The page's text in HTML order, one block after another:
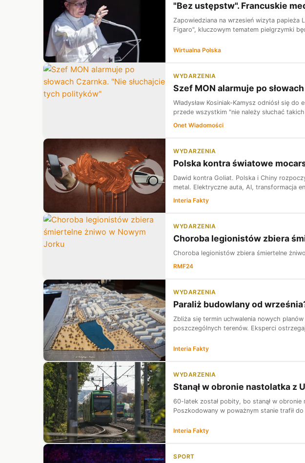
"Bez ustępstw". Francuskie
Zapowiedziana na wrzesień wizyta papieża
Figaro", kluczowym tematem pielgrzymki
Wirtualna Polska
WYDARZENIA
Szef MON alarmuje po
Władysław Kosiniak-Kamysz odniósł się
przede wszystkim "nie należy słuchać
Onet Wiadomości
WYDARZENIA
Polska kontra światowe
Dawid kontra Goliat. Polska i Chiny
metal. Elektryczne auta, AI, transformacja
Interia Fakty
WYDARZENIA
Choroba legionistów zbiera
Choroba legionistów zbiera śmiertelne
RMF24
WYDARZENIA
Paraliż budowlany od
Zbliża się termin uchwalenia nowych
poszczególnych terenów. Eksperci
Interia Fakty
WYDARZENIA
Stanął w obronie nastolatka z
60-latek został pobity, bo stanął w
Poszkodowany w poważnym stanie trafił
Interia Fakty
SPORT